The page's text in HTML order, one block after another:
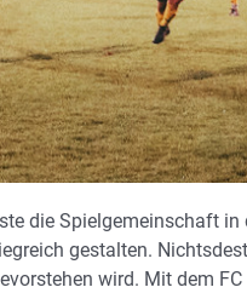
die Spielgemeinschaft
gestalten.
wird. Mit dem